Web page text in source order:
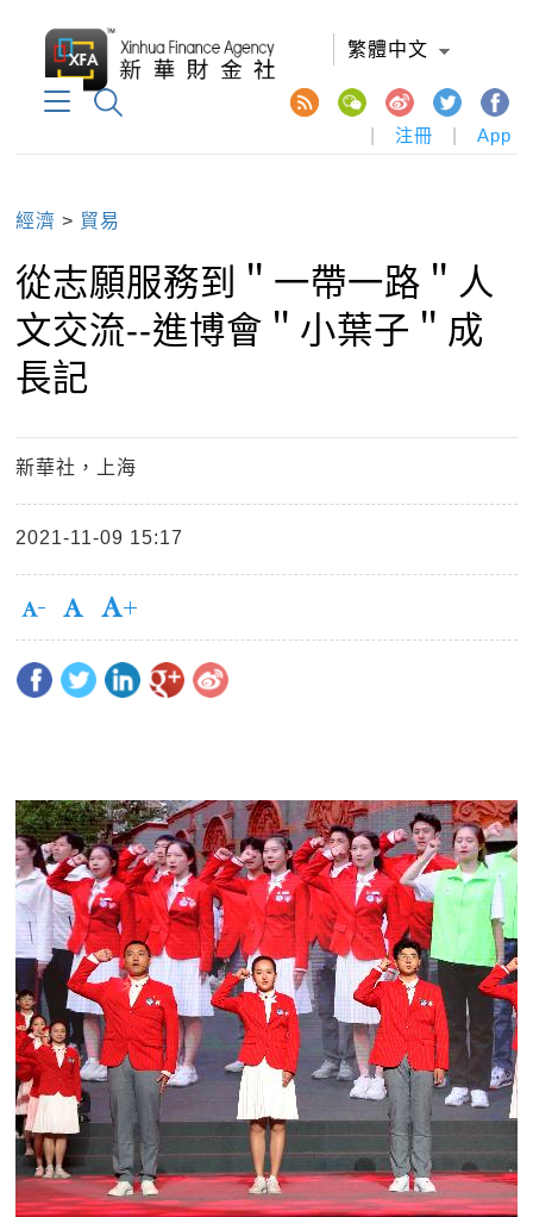
繁體中文
注冊 App
經濟 > 貿易
從志願服務到＂一帶一路＂人
文交流--進博會＂小葉子＂成
長記
新華社，上海
2021-11-09 15:17